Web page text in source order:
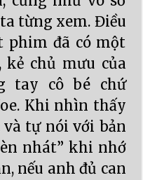
từng xem. Điều
phim đã có một
chủ mưu của
tay cô bé chứ
Khi nhìn thấy
và tự nói với bản
nhát” khi nhớ
nếu anh đủ can